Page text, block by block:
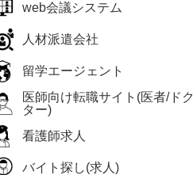
web会議システム
人材派遣会社
留学エージェント
医師向け転職サイト(医者/ドク
ター)
看護師求人
バイト探し(求人)